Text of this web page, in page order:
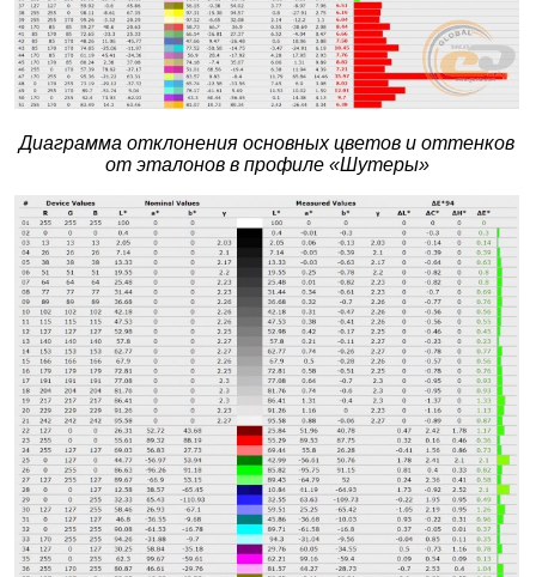
Диаграмма отклонения основных цветов и оттенков
от эталонов в профиле «Шутеры»